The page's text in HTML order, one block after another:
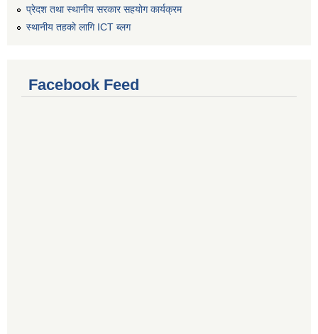
प्रेदश तथा स्थानीय सरकार सहयोग कार्यक्रम
स्थानीय तहको लागि ICT ब्लग
Facebook Feed